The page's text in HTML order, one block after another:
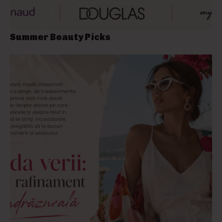
Summer Beauty Picks